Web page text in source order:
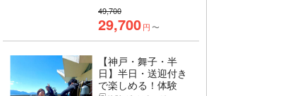
49,700
29,700円 〜
【神戸・舞子・半
日】半日・送迎付き
で楽しめる！体験